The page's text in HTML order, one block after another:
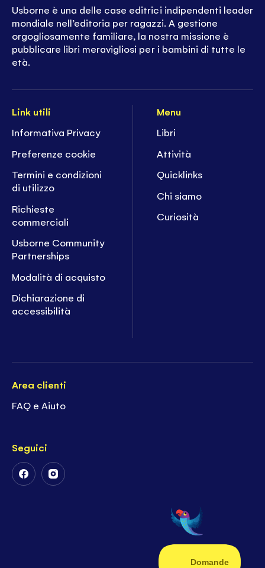
Link utili
Informativa Privacy
Preferenze cookie
Termini e condizioni
di utilizzo
Richieste
commerciali
Usborne Community
Partnerships
Modalità di acquisto
Dichiarazione di
accessibilità
Menu
Libri
Attività
Quicklinks
Chi siamo
Curiosità
Area clienti
FAQ e Aiuto
Seguici
FollowFollow
Usborne è una delle case editrici indipendenti leader
mondiale nell’editoria per ragazzi. A gestione
orgogliosamente familiare, la nostra missione è
pubblicare libri meravigliosi per i bambini di tutte le
età.